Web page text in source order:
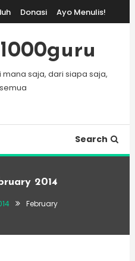
Donasi Ayo Menulis!
saja, dari siapa saja,
Search
2014
February